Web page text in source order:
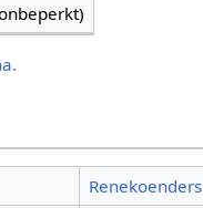
Renekoenders